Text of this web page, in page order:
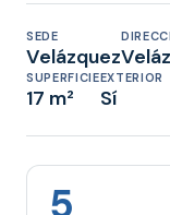
SEDE
Velázquez
SUPERFICIE
17 m²
EXTERIOR
Sí
5